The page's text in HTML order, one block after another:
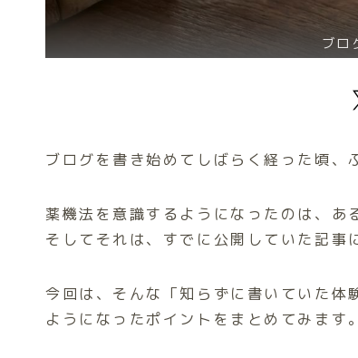
ブロ
ブログを書き始めてしばらく経った頃、
薬機法を意識するようになったのは、あ
そしてそれは、すでに公開していた記事
今回は、そんな「知らずに書いていた体
ようになったポイントをまとめてみます。